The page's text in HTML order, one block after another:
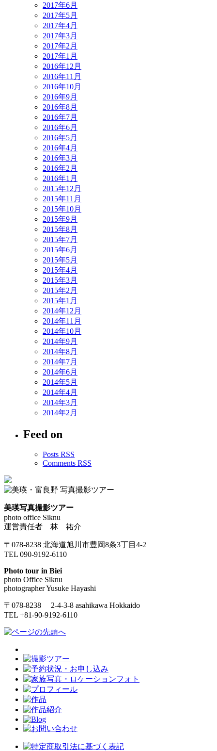
2017年6月
2017年5月
2017年4月
2017年3月
2017年2月
2017年1月
2016年12月
2016年11月
2016年10月
2016年9月
2016年8月
2016年7月
2016年6月
2016年5月
2016年4月
2016年3月
2016年2月
2016年1月
2015年12月
2015年11月
2015年10月
2015年9月
2015年8月
2015年7月
2015年6月
2015年5月
2015年4月
2015年3月
2015年2月
2015年1月
2014年12月
2014年11月
2014年10月
2014年9月
2014年8月
2014年7月
2014年6月
2014年5月
2014年4月
2014年3月
2014年2月
Feed on
Posts RSS
Comments RSS
美瑛写真撮影ツアー
photo office Siknu
運営責任者 林 祐介
〒078-8238 北海道旭川市豊岡8条3丁目4-2
TEL 090-9192-6110
Photo tour in Biei
photo Office Siknu
photographer Yusuke Hayashi
〒078-8238 2-4-3-8 asahikawa Hokkaido
TEL +81-90-9192-6110